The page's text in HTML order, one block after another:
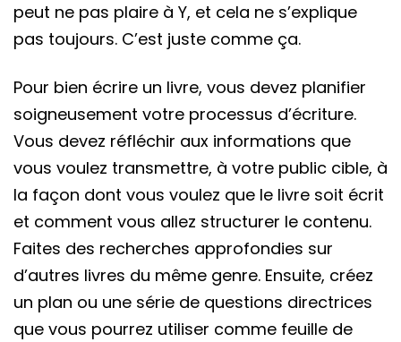
peut ne pas plaire à Y, et cela ne s’explique
pas toujours. C’est juste comme ça.
Pour bien écrire un livre, vous devez planifier
soigneusement votre processus d’écriture.
Vous devez réfléchir aux informations que
vous voulez transmettre, à votre public cible, à
la façon dont vous voulez que le livre soit écrit
et comment vous allez structurer le contenu.
Faites des recherches approfondies sur
d’autres livres du même genre. Ensuite, créez
un plan ou une série de questions directrices
que vous pourrez utiliser comme feuille de